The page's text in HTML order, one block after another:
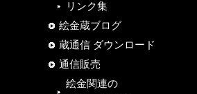
リンク集
絵金蔵ブログ
蔵通信 ダウンロード
通信販売
絵金関連の